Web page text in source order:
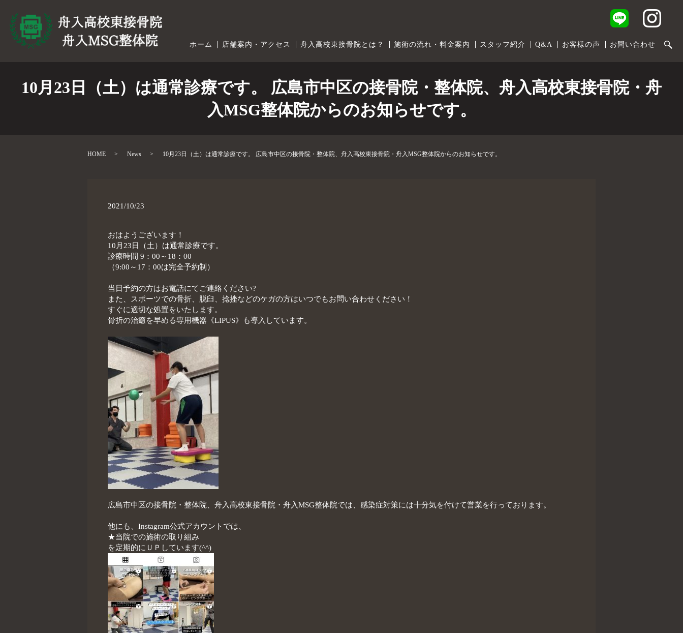
ホーム 店舗案内・アクセス 舟入高校東接骨院とは？ 施術の流れ・料金案内 スタッフ紹介 Q&A お客様の声 お問い合わせ
10月23日（土）は通常診療です。 広島市中区の接骨院・整体院、舟入高校東接骨院・舟
入MSG整体院からのお知らせです。
HOME News 10月23日（土）は通常診療です。 広島市中区の接骨院・整体院、舟入高校東接骨院・舟入MSG整体院からのお知らせです。
2021/10/23
おはようございます！
10月23日（土）は通常診療です。
診療時間 9：00～18：00
（9:00～17：00は完全予約制）
当日予約の方はお電話にてご連絡ください?
また、スポーツでの骨折、脱臼、捻挫などのケガの方はいつでもお問い合わせください！
すぐに適切な処置をいたします。
骨折の治癒を早める専用機器《LIPUS》も導入しています。
広島市中区の接骨院・整体院、舟入高校東接骨院・舟入MSG整体院では、感染症対策には十分気を付けて営業を行っております。
他にも、Instagram公式アカウントでは、
★当院での施術の取り組み
を定期的にＵＰしています(^^)